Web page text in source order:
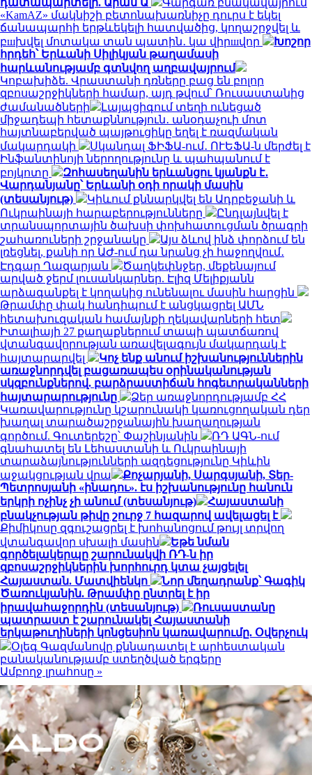
«KamAZ» մակնիշի բետոնախառնիչը դուրս է եկել
ճանապարհի երթևեկելի հատվածից, կողաշրջվել և
բшխվել մոտակա տան պատին․ կա վիրшվոր
Խոշոր
հրդեհ՝ Երևանի Սիլիկյան թաղամասի
հարևանությամբ գտնվող աղբավայրում
Կոբախիձե. Վրաստանի դռները բաց են բոլոր
զբոսաշրջիկների համար, այդ թվում՝ Ռուսաստանից
ժամանածների
Լայպցիգում տեղի ունեցած
միջադեպի հետաքննություն․ անօդաչուի մոտ
հայտնաբերված պայթուցիկը եղել է ռազմական
մակարդակի
Սկանդալ ՖԻՖԱ-ում․ ՈՒԵՖԱ-ն մերժել է
Ինֆանտինոյի ներողությունը և պահպանում է
բոյկոտը
Զոհասեղանին երևանցու կյանքն է․
Վարդանյանը՝ Երևանի օդի որակի մասին
(տեսանյութ)
Կիևում քննարկվել են Ադրբեջանի և
Ուկրաինայի հարաբերությունները
Ընդլայնվել է
տրանսպորտային ծախսի փոխհատուցման ծրագրի
շահառուների շրջանակը
Այս ձևով ինձ փորձում են
լռեցնել, քանի որ ԱԺ-ում դա նրանց չի հաջողվում․
Էդգար Ղազարյան
Ծաղկեփնջեր, մեքենայում
արված ջերմ լուսանկարներ. Էլիզ Մելիքյանն
արձագանքել է կողակից ունենալու մասին հարցին
Թրամփը փակ հանդիպում է անցկացրել ԱՄՆ
հետախուզական համայնքի ղեկավարների հետ
Իտալիայի 27 քաղաքներում տապի պատճառով
վտանգավորության առավելագույն մակարդակ է
հայտարարվել
Կոչ ենք անում իշխանություններին
առաջնորդվել բացառապես օրինականության
սկզբունքներով. բարձրաստիճան հոգեւորականների
հայտարարությունը
Ձեր առաջնորդությամբ ՀՀ
Կառավարությունը կշարունակի կառուցողական դեր
խաղալ տարածաշրջանային խաղաղության
գործում. Գուտերեշը՝ Փաշինյանին
ՌԴ ԱԳՆ-ում
գնահատել են Լեհաստանի և Ուկրաինայի
տարաձայնությունների ազդեցությունը Կիևին
աջակցության վրա
Քոչարյանի, Սարգսյանի, Տեր-
Պետրոսյանի «ինադու». էս իշխանությունը հանուն
երկրի ոչինչ չի անում (տեսանյութ)
Հայաստանի
բնակչության թիվը շուրջ 7 հազարով ավելացել է
Քիմիկոսը զգուշացրել է խոհանոցում թույլ տրվող
վտանգավոր սխալի մասին
Եթե նման
գործելակերպը շարունակվի ՌԴ-ն իր
զբոսաշրջիկներին խորհուրդ կտա չայցելել
Հայաստան. Մատվիենկո
Նոր մեղադրանք՝ Գագիկ
Ծառուկյանին. Թրամփը ընտրել է իր
իրավահաջորդին (տեսանյութ)
Ռուսաստանը
պատրաստ է շարունակել Հայաստանի
երկաթուղիների կոնցեսիոն կառավարումը. Օվերչուկ
Օլեգ Գազմանովը քննադատել է արհեստական
բանականությամբ ստեղծված երգերը
Ամբողջ լրահոսը »